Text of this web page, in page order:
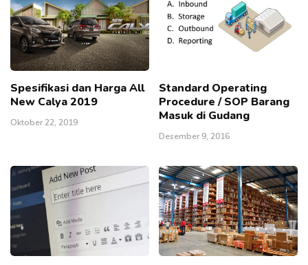
Spesifikasi dan Harga All
New Calya 2019
Oktober 22, 2019
Standard Operating
Procedure / SOP Barang
Masuk di Gudang
Desember 9, 2016